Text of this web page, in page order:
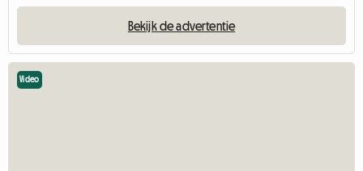
Bekijk de advertentie
Video